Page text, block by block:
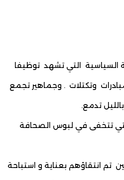
السياسية التي تشهد توظيفا
وتكتلات . وجماهير تجمع
تدمع.
تتخفى في لبوس الصحافة
تم انتقاؤهم بعناية و استباحة